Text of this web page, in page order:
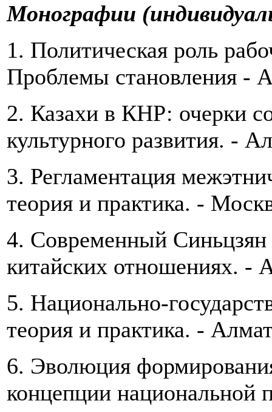
Монографии
1. Политическая роль
Проблемы становления ‑
2. Казахи в КНР: очерки
культурного развития. ‑
3. Регламентация
теория и практика. ‑
4. Современный Синьцзян
китайских отношениях. ‑
5. Национально-
теория и практика. ‑
6. Эволюция
концепции